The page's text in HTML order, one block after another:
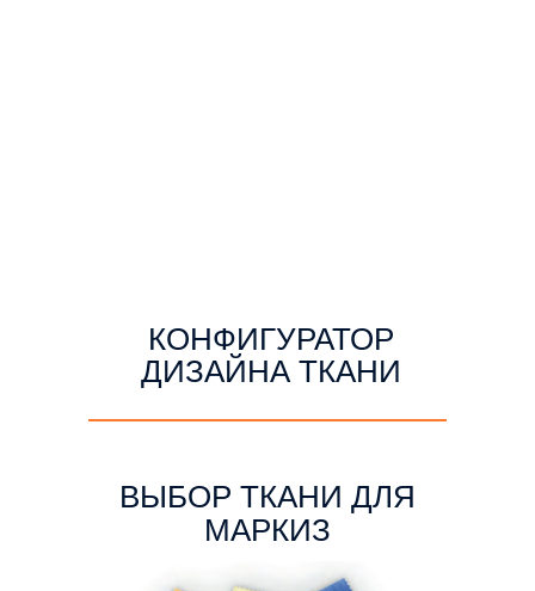
КОНФИГУРАТОР
ДИЗАЙНА ТКАНИ
ВЫБОР ТКАНИ ДЛЯ
МАРКИЗ